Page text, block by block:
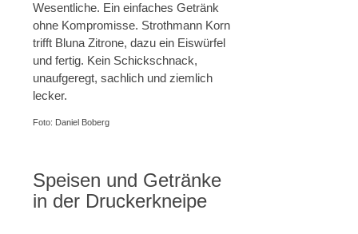
Wesentliche. Ein einfaches Getränk
ohne Kompromisse. Strothmann Korn
trifft Bluna Zitrone, dazu ein Eiswürfel
und fertig. Kein Schickschnack,
unaufgeregt, sachlich und ziemlich
lecker.
Foto: Daniel Boberg
Speisen und Getränke
in der Druckerkneipe